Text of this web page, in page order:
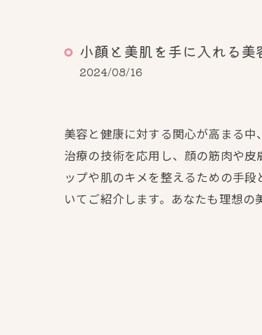
小顔と美肌を手に入れる美
2024/08/16
美容と健康に対する関心が高まる
治療の技術を応用し、顔の筋肉や
ップや肌のキメを整えるための手
いてご紹介します。あなたも理想